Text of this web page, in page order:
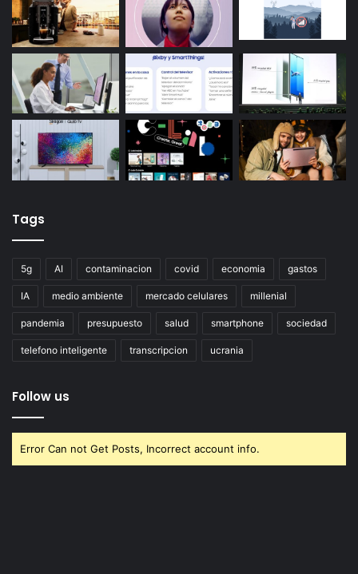
Tags
5g AI contaminacion covid economia gastos
IA medio ambiente mercado celulares millenial
pandemia presupuesto salud smartphone sociedad
telefono inteligente transcripcion ucrania
Follow us
Error Can not Get Posts, Incorrect account info.